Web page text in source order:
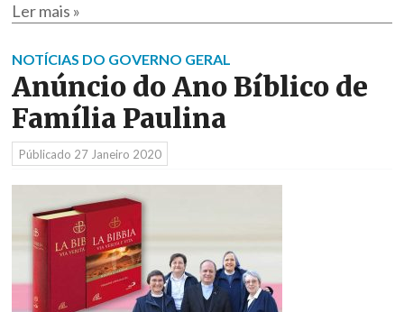
Ler mais »
NOTÍCIAS DO GOVERNO GERAL
Anúncio do Ano Bíblico de
Família Paulina
Públicado 27 Janeiro 2020